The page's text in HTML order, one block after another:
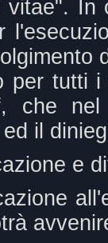
vitae". In
per tutti
che nel
il
e